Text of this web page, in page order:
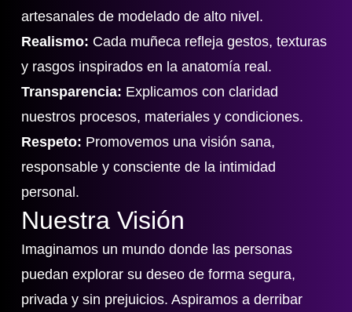
artesanales de modelado de alto nivel.
Realismo: Cada muñeca refleja gestos, texturas
y rasgos inspirados en la anatomía real.
Transparencia: Explicamos con claridad
nuestros procesos, materiales y condiciones.
Respeto: Promovemos una visión sana,
responsable y consciente de la intimidad
personal.
Nuestra Visión
Imaginamos un mundo donde las personas
puedan explorar su deseo de forma segura,
privada y sin prejuicios. Aspiramos a derribar